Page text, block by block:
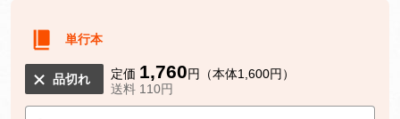
単行本
品切れ 定価 1,760円（本体1,600円）
送料 110円